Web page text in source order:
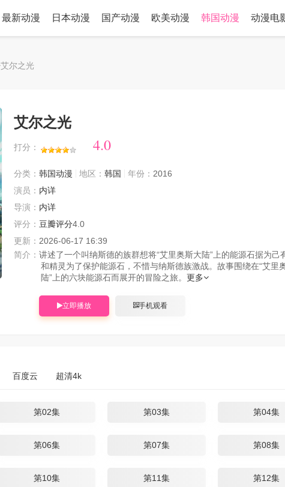
最新动漫 日本动漫 国产动漫 欧美动漫 韩国动漫 动漫电
艾尔之光
艾尔之光
打分： 4.0
分类： 韩国动漫 地区： 韩国 年份： 2016
演员： 内详
导演： 内详
评分： 豆瓣评分4.0
更新： 2026-06-17 16:39
简介： 讲述了一个叫纳斯德的族群想将“艾里奥斯大陆”上的能源石据为己
和精灵为了保护能源石，不惜与纳斯德族激战。故事围绕在“艾里
陆”上的六块能源石而展开的冒险之旅。 更多
立即播放 手机观看
百度云 超清4k
第02集 第03集 第04集
第06集 第07集 第08集
第10集 第11集 第12集